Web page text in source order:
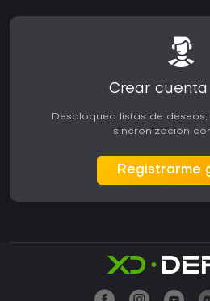
Crear cuenta
Desbloquea listas de
sincronización
Registrarme